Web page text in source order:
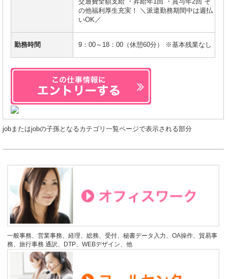
の他福利厚生充実！ ＼派遣勤務期間中は週払
いOK／
勤務時間 9：00～18：00（休憩60分） ※基本残業なし
jobまたはjobの子孫となるカテゴリ一覧ページで表示される部分
一般事務、営業事務、経理、総務、受付、秘書データ入力、OA操作、貿易事
務、旅行事務 通訳、DTP、WEBデザイン、他